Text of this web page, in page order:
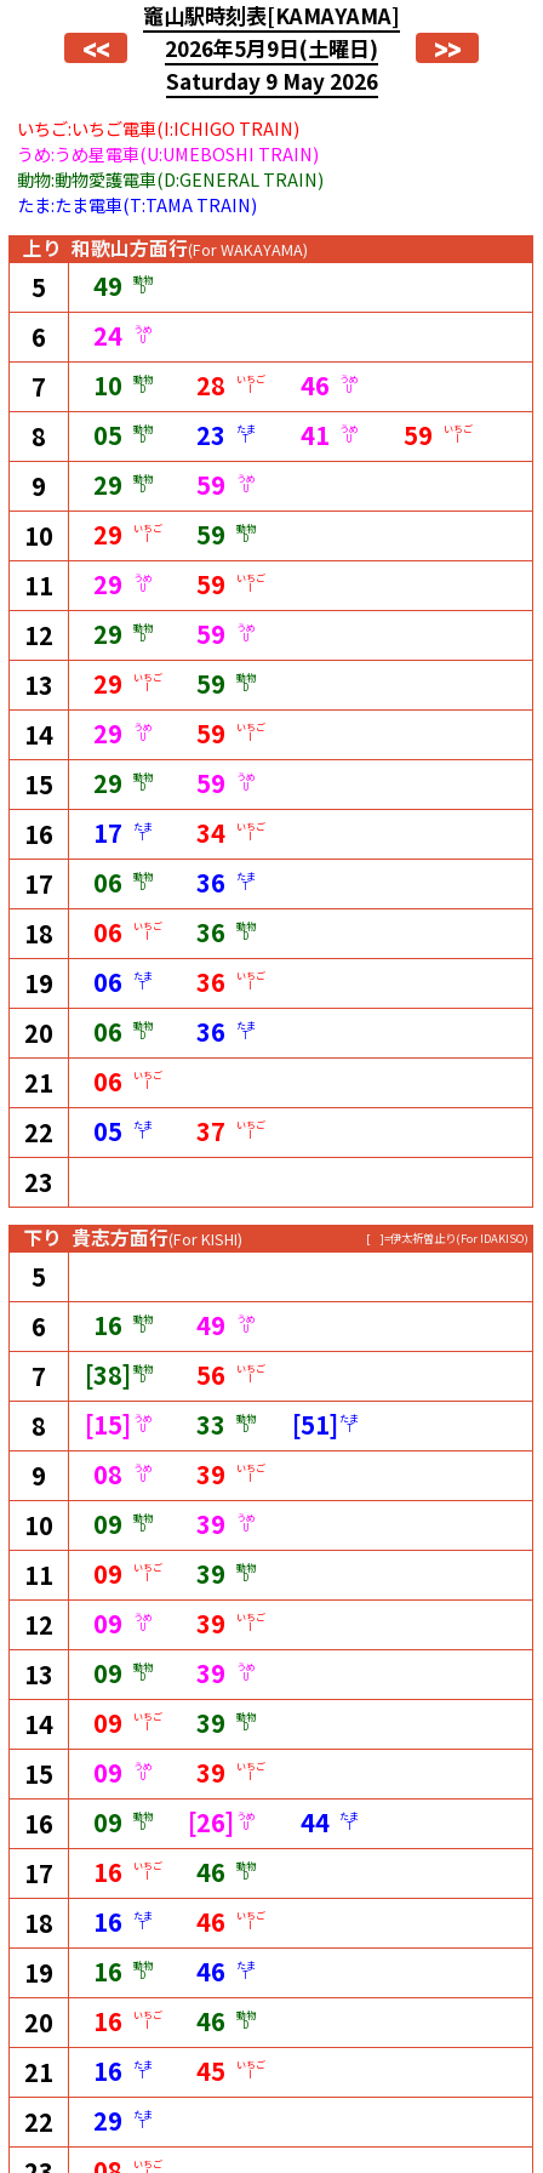
<<
竈山駅時刻表[KAMAYAMA]
2026年5月9日(土曜日)
Saturday 9 May 2026
>>
いちご:いちご電車(I:ICHIGO TRAIN)
うめ:うめ星電車(U:UMEBOSHI TRAIN)
動物:動物愛護電車(D:GENERAL TRAIN)
たま:たま電車(T:TAMA TRAIN)
上り 和歌山方面行(For WAKAYAMA)
5 49 動物
D
6 24 うめ
U
7 10 動物
D 28 いちご
I 46 うめ
U
8 05 動物
D 23 たま
T 41 うめ
U 59 いちご
I
9 29 動物
D 59 うめ
U
10 29 いちご
I 59 動物
D
11 29 うめ
U 59 いちご
I
12 29 動物
D 59 うめ
U
13 29 いちご
I 59 動物
D
14 29 うめ
U 59 いちご
I
15 29 動物
D 59 うめ
U
16 17 たま
T 34 いちご
I
17 06 動物
D 36 たま
T
18 06 いちご
I 36 動物
D
19 06 たま
T 36 いちご
I
20 06 動物
D 36 たま
T
21 06 いちご
I
22 05 たま
T 37 いちご
I
23
下り 貴志方面行(For KISHI) [ ]=伊太祈曽止り(For IDAKISO)
5
6
16 動物
D 49 うめ
U
7 [38] 動物
D 56 いちご
I
8 [15] うめ
U 33 動物
D [51] たま
T
9 08 うめ
U 39 いちご
I
10 09 動物
D 39 うめ
U
11 09 いちご
I 39 動物
D
12 09 うめ
U 39 いちご
I
13 09 動物
D 39 うめ
U
14 09 いちご
I 39 動物
D
15 09 うめ
U 39 いちご
I
16 09 動物
D [26] うめ
U 44 たま
T
17 16 いちご
I 46 動物
D
18 16 たま
T 46 いちご
I
19 16 動物
D 46 たま
T
20 16 いちご
I 46 動物
D
21 16 たま
T 45 いちご
I
22 29 たま
T
いちご